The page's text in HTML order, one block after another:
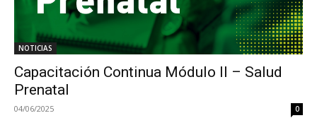
NOTICIAS
Capacitación Continua Módulo II – Salud
Prenatal
04/06/2025 0